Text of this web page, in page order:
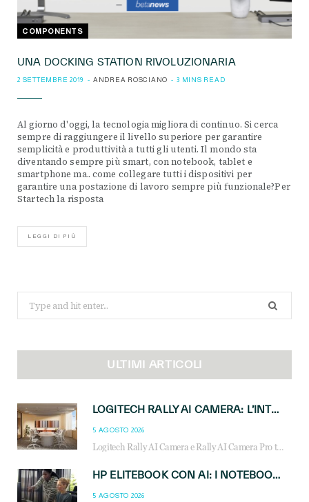
COMPONENTS
UNA DOCKING STATION RIVOLUZIONARIA
2 SETTEMBRE 2019 ANDREA ROSCIANO 3 MINS READ
Al giorno d'oggi, la tecnologia migliora di continuo. Si cerca
sempre di raggiungere il livello superiore per garantire
semplicità e produttività a tutti gli utenti. Il mondo sta
diventando sempre più smart, con notebook, tablet e
smartphone ma.. come collegare tutti i dispositivi per
garantire una postazione di lavoro sempre più funzionale?Per
Startech la risposta
LEGGI DI PIÙ
for:
ULTIMI ARTICOLI
LOGITECH RALLY AI CAMERA: L’INTELLIGENZA ARTIFICIALE ENTRA NELLE SALE RIUNIONI DI NUOVA GENERAZIONE
5 AGOSTO 2026
Logitech Rally AI Camera e Rally AI Camera Pro trasformano gli spazi di collaborazione con AI, inquadratura intelligente, multi-camera e gestione avanzata dei meeting ibridi.
HP ELITEBOOK CON AI: I NOTEBOOK BUSINESS INTELLIGENTI CHE TRASFORMANO PRODUTTIVITÀ, SICUREZZA E LAVORO IBRIDO
5 AGOSTO 2026